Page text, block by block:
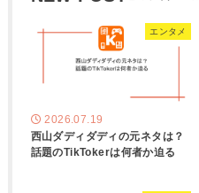
エンタメ
2026.07.19
西山ダディダディの元ネタは？
話題のTikTokerは何者か迫る